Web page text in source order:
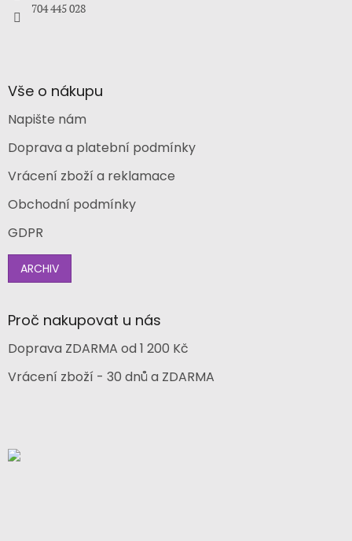
704 445 028
Vše o nákupu
Napište nám
Doprava a platební podmínky
Vrácení zboží a reklamace
Obchodní podmínky
GDPR
ARCHIV
Proč nakupovat u nás
Doprava ZDARMA od 1 200 Kč
Vrácení zboží - 30 dnů a ZDARMA